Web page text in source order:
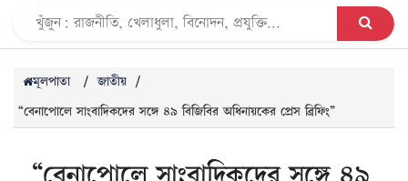
মূলপাতা / জাতীয় /
“বেনাপোলে সাংবাদিকদের সঙ্গে ৪৯ বিজিবির অধিনায়কের প্রেস ব্রিফিং”